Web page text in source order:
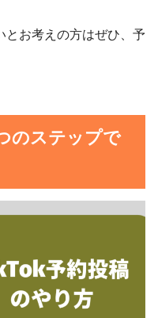
とお考えの方はぜひ、予
のステップで